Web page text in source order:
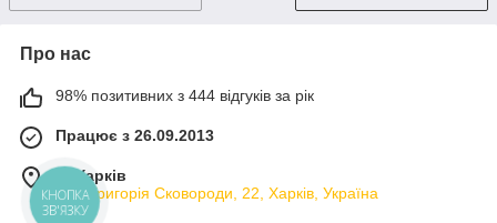
Про нас
98% позитивних з 444 відгуків за рік
Працює з 26.09.2013
м. Харків
вул. Григорія Сковороди, 22, Харків, Україна
КНОПКА
ЗВ'ЯЗКУ